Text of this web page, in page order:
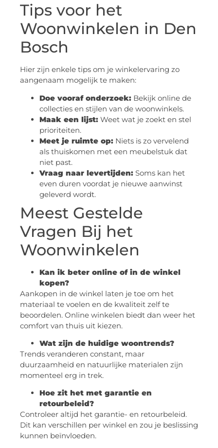
Tips voor het
Woonwinkelen in Den
Bosch
Hier zijn enkele tips om je winkelervaring zo
aangenaam mogelijk te maken:
Doe vooraf onderzoek: Bekijk online de
collecties en stijlen van de woonwinkels.
Maak een lijst: Weet wat je zoekt en stel
prioriteiten.
Meet je ruimte op: Niets is zo vervelend
als thuiskomen met een meubelstuk dat
niet past.
Vraag naar levertijden: Soms kan het
even duren voordat je nieuwe aanwinst
geleverd wordt.
Meest Gestelde
Vragen Bij het
Woonwinkelen
Kan ik beter online of in de winkel
kopen?
Aankopen in de winkel laten je toe om het
materiaal te voelen en de kwaliteit zelf te
beoordelen. Online winkelen biedt dan weer het
comfort van thuis uit kiezen.
Wat zijn de huidige woontrends?
Trends veranderen constant, maar
duurzaamheid en natuurlijke materialen zijn
momenteel erg in trek.
Hoe zit het met garantie en
retourbeleid?
Controleer altijd het garantie- en retourbeleid.
Dit kan verschillen per winkel en zou je beslissing
kunnen beïnvloeden.